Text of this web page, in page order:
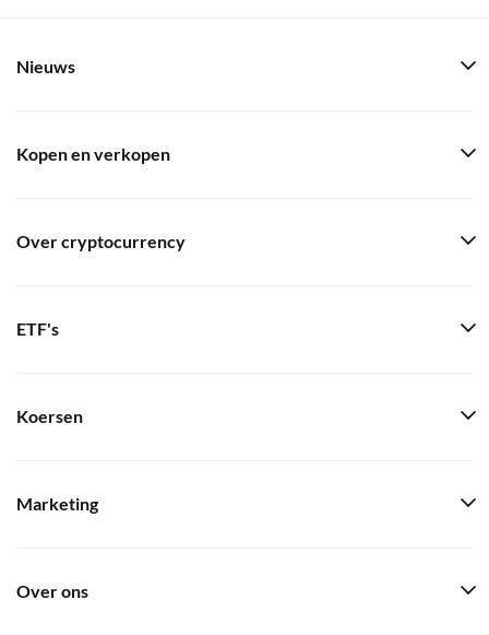
Nieuws
Kopen en verkopen
Over cryptocurrency
ETF's
Koersen
Marketing
Over ons